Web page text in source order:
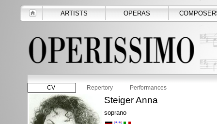
ARTISTS OPERAS
CV Repertory Performances
Steiger Anna
soprano